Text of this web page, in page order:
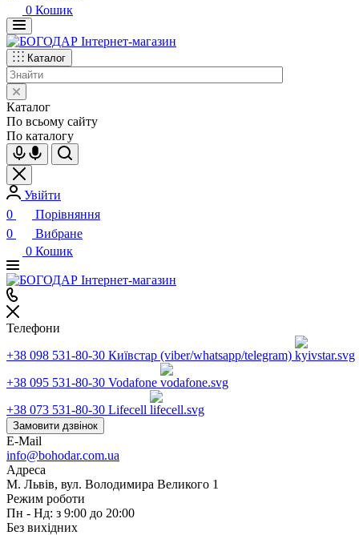
0 Кошик
Каталог
Каталог
По всьому сайту
По каталогу
Увійти
0
Порівняння
0
Вибране
0 Кошик
Телефони
+38 098 531-80-30 Київстар (viber/whatsapp/telegram)
+38 095 531-80-30 Vodafone
+38 073 531-80-30 Lifecell
Замовити дзвінок
E-Mail
info@bohodar.com.ua
Адреса
М. Львів, вул. Володимира Великого 1
Режим роботи
Пн - Нд: з 9:00 до 20:00
Без вихідних